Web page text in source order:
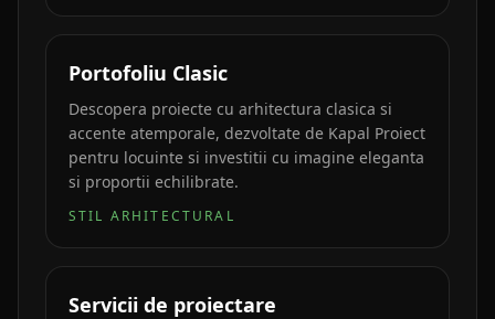
Portofoliu Clasic
Descopera proiecte cu arhitectura clasica si
accente atemporale, dezvoltate de Kapal Proiect
pentru locuinte si investitii cu imagine eleganta
si proportii echilibrate.
STIL ARHITECTURAL
Servicii de proiectare